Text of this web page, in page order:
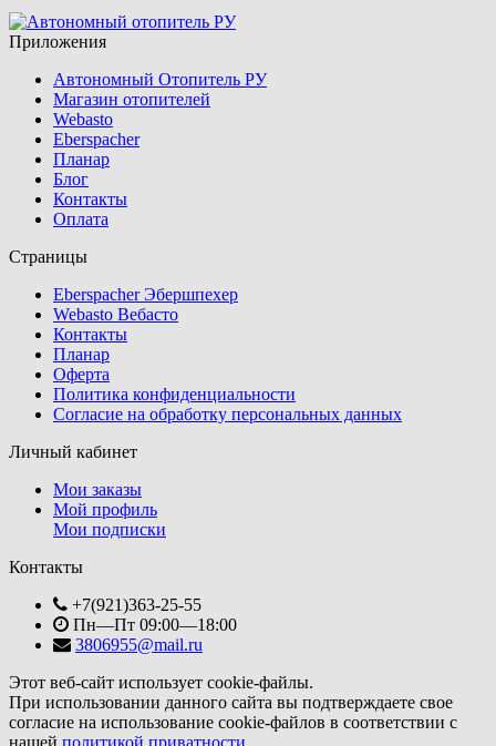
Приложения
Автономный Отопитель РУ
Магазин отопителей
Webasto
Eberspacher
Планар
Блог
Контакты
Оплата
Страницы
Eberspacher Эбершпехер
Webasto Вебасто
Контакты
Планар
Оферта
Политика конфиденциальности
Согласие на обработку персональных данных
Личный кабинет
Мои заказы
Мой профиль
Мои подписки
Контакты
+7(921)363-25-55
Пн—Пт 09:00—18:00
3806955@mail.ru
Этот веб-сайт использует cookie-файлы.
При использовании данного сайта вы подтверждаете свое
согласие на использование cookie-файлов в соответствии с